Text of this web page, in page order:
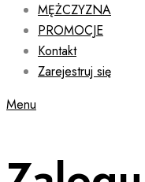
MĘŻCZYZNA
PROMOCJE
Kontakt
Zarejestruj się
Menu